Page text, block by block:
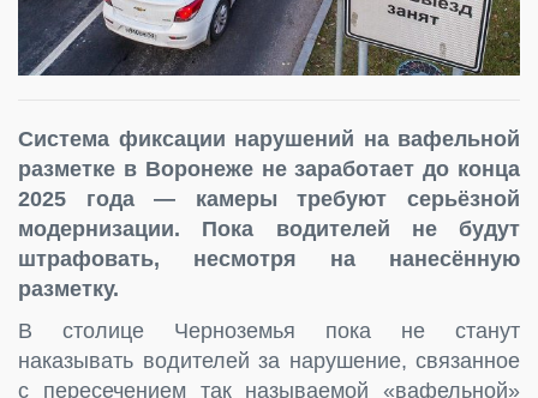
Система фиксации нарушений на вафельной
разметке в Воронеже не заработает до конца
2025 года — камеры требуют серьёзной
модернизации. Пока водителей не будут
штрафовать, несмотря на нанесённую
разметку.
В столице Черноземья пока не станут
наказывать водителей за нарушение, связанное
с пересечением так называемой «вафельной»